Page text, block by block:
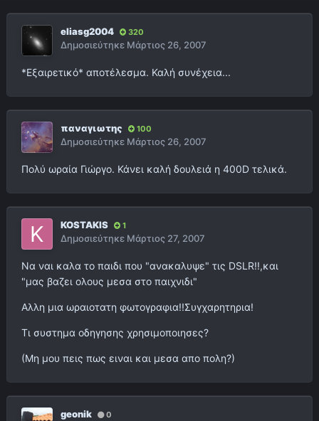
eliasg2004 320
Δημοσιεύτηκε Μάρτιος 26, 2007
*Εξαιρετικό* αποτέλεσμα. Καλή συνέχεια...
παναγιωτης 100
Δημοσιεύτηκε Μάρτιος 26, 2007
Πολύ ωραία Γιώργο. Κάνει καλή δουλειά η 400D τελικά.
KOSTAKIS 1
Δημοσιεύτηκε Μάρτιος 27, 2007
Να ναι καλα το παιδι που "ανακαλυψε" τις DSLR!!,και
"μας βαζει ολους μεσα στο παιχνιδι"
Αλλη μια ωραιοτατη φωτογραφια!!Συγχαρητηρια!
Τι συστημα οδηγησης χρησιμοποιησες?
(Μη μου πεις πως ειναι και μεσα απο πολη?)
geonik 0